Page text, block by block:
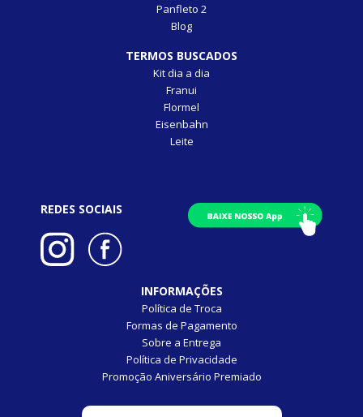
Panfleto 2
Blog
TERMOS BUSCADOS
Kit dia a dia
Franui
Flormel
Eisenbahn
Leite
REDES SOCIAIS
INFORMAÇÕES
Política de Troca
Formas de Pagamento
Sobre a Entrega
Política de Privacidade
Promoção Aniversário Premiado